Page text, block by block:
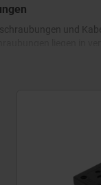
und
beispielsweise